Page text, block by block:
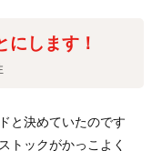
にします！
と決めていたのです
トックがかっこよく